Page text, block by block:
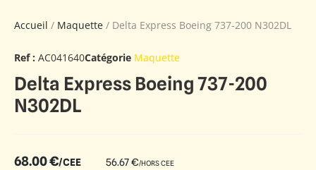
Accueil / Maquette / Delta Express Boeing 737-200 N302DL
Ref : AC041640Catégorie Maquette
Delta Express Boeing 737-200
N302DL
68.00€/CEE 56.67€/HORS CEE